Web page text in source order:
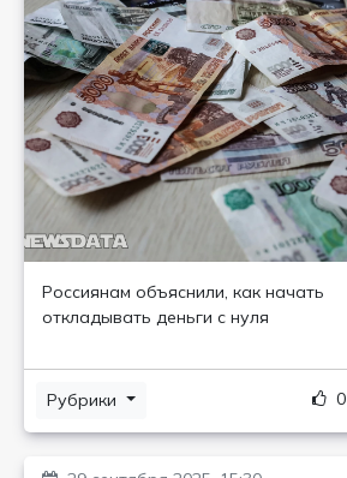
Россиянам объяснили, как начать
откладывать деньги с нуля
Рубрики 0